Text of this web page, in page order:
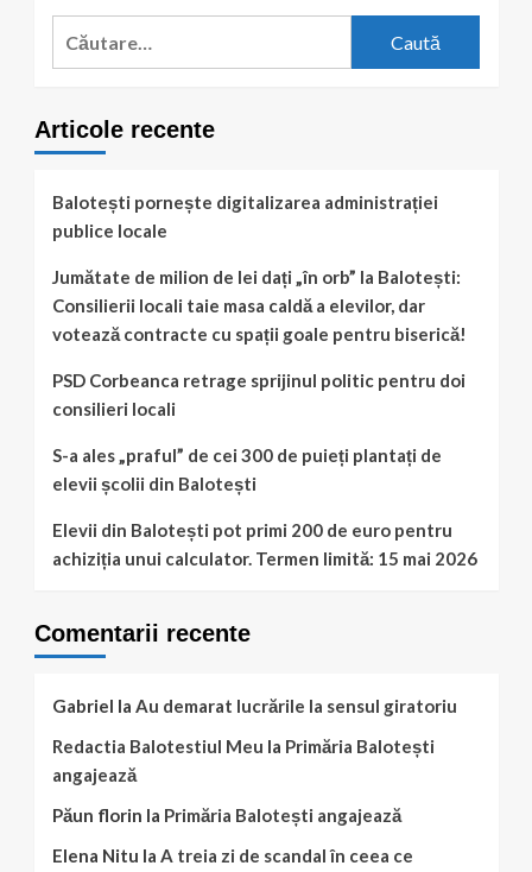
Tu
ești
pilot
CIVITERA
Caută
Articole recente
Balotești pornește digitalizarea administrației
publice locale
Jumătate de milion de lei dați „în orb” la Balotești:
Consilierii locali taie masa caldă a elevilor, dar
votează contracte cu spații goale pentru biserică!
PSD Corbeanca retrage sprijinul politic pentru doi
consilieri locali
S-a ales „praful” de cei 300 de puieți plantați de
elevii școlii din Balotești
Elevii din Balotești pot primi 200 de euro pentru
achiziția unui calculator. Termen limită: 15 mai 2026
Comentarii recente
Gabriel la Au demarat lucrările la sensul giratoriu
Redactia Balotestiul Meu la Primăria Balotești
angajează
Păun florin la Primăria Balotești angajează
Elena Nitu la A treia zi de scandal în ceea ce